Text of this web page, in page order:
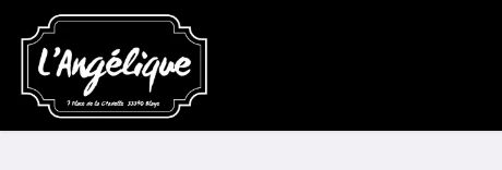
Se rendre au contenu